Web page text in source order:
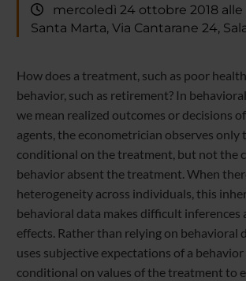
mercoledì 24 ottobre 2018 alle
Santa Marta, Via Cantarane 24,
How does a treatment, such as poor
behavior, such as retirement? In
we mean realized outcomes or decisions
agents, the econometrician observes only
conditional on the treatment, but not the
behavior absent the treatment. When
heterogeneity across individuals, this
behavioral data makes difficult inferences
effects. Rather than relying on behavioral
uses subjective expectations of a
conditional on values of the treatment to